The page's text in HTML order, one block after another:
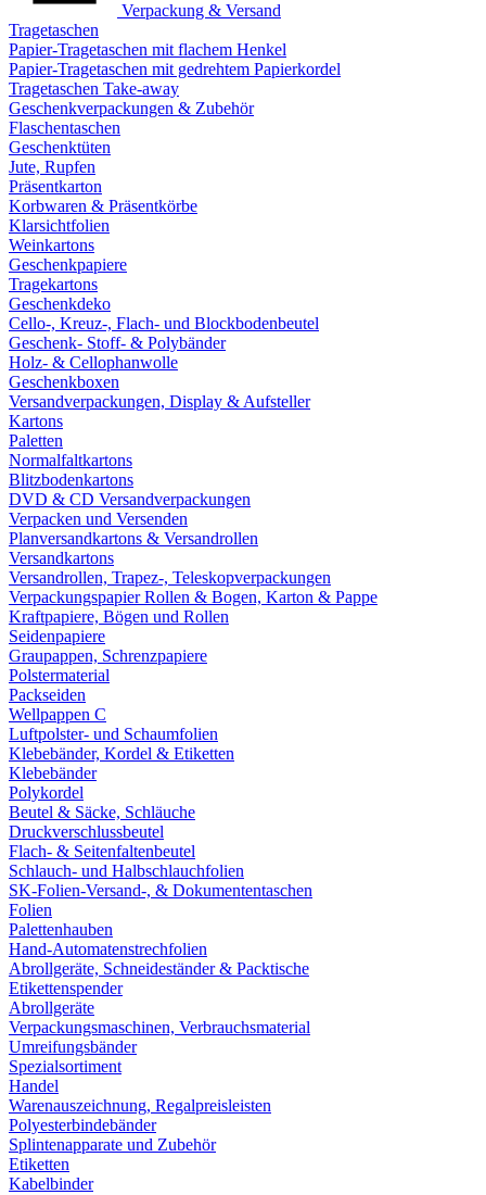
Verpackung & Versand
Tragetaschen
Papier-Tragetaschen mit flachem Henkel
Papier-Tragetaschen mit gedrehtem Papierkordel
Tragetaschen Take-away
Geschenkverpackungen & Zubehör
Flaschentaschen
Geschenktüten
Jute, Rupfen
Präsentkarton
Korbwaren & Präsentkörbe
Klarsichtfolien
Weinkartons
Geschenkpapiere
Tragekartons
Geschenkdeko
Cello-, Kreuz-, Flach- und Blockbodenbeutel
Geschenk- Stoff- & Polybänder
Holz- & Cellophanwolle
Geschenkboxen
Versandverpackungen, Display & Aufsteller
Kartons
Paletten
Normalfaltkartons
Blitzbodenkartons
DVD & CD Versandverpackungen
Verpacken und Versenden
Planversandkartons & Versandrollen
Versandkartons
Versandrollen, Trapez-, Teleskopverpackungen
Verpackungspapier Rollen & Bogen, Karton & Pappe
Kraftpapiere, Bögen und Rollen
Seidenpapiere
Graupappen, Schrenzpapiere
Polstermaterial
Packseiden
Wellpappen C
Luftpolster- und Schaumfolien
Klebebänder, Kordel & Etiketten
Klebebänder
Polykordel
Beutel & Säcke, Schläuche
Druckverschlussbeutel
Flach- & Seitenfaltenbeutel
Schlauch- und Halbschlauchfolien
SK-Folien-Versand-, & Dokumententaschen
Folien
Palettenhauben
Hand-Automatenstrechfolien
Abrollgeräte, Schneideständer & Packtische
Etikettenspender
Abrollgeräte
Verpackungsmaschinen, Verbrauchsmaterial
Umreifungsbänder
Spezialsortiment
Handel
Warenauszeichnung, Regalpreisleisten
Polyesterbindebänder
Splintenapparate und Zubehör
Etiketten
Kabelbinder